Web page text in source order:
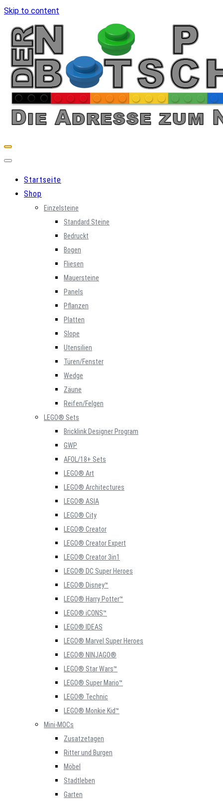
Skip to content
Startseite
Shop
Einzelsteine
Standard Steine
Bedruckt
Bogen
Fliesen
Mauersteine
Panels
Pflanzen
Platten
Slope
Utensilien
Türen/Fenster
Wedge
Zäune
Reifen/Felgen
LEGO® Sets
Bricklink Designer Program
GWP
AFOL/18+ Sets
LEGO® Art
LEGO® Architectures
LEGO® ASIA
LEGO® City
LEGO® Creator
LEGO® Creator Expert
LEGO® Creator 3in1
LEGO® DC Super Heroes
LEGO® Disney™
LEGO® Harry Potter™
LEGO® iCONS™
LEGO® IDEAS
LEGO® Marvel Super Heroes
LEGO® NINJAGO®
LEGO® Star Wars™
LEGO® Super Mario™
LEGO® Technic
LEGO® Monkie Kid™
Mini-MOCs
Zusatzetagen
Ritter und Burgen
Möbel
Stadtleben
Garten